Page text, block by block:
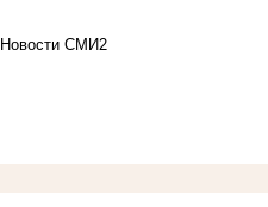
Новости СМИ2